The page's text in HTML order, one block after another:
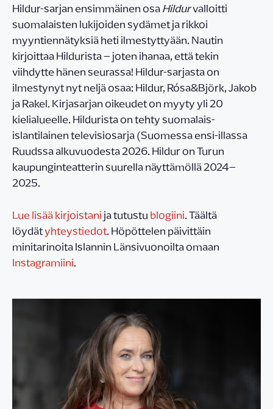
Hildur-sarjan ensimmäinen osaHildurvalloitti
suomalaisten lukijoiden sydämet ja rikkoi
myyntiennätyksiä heti ilmestyttyään. Nautin
kirjoittaa Hildurista – joten ihanaa, että tekin
viihdytte hänen seurassa! Hildur-sarjasta on
ilmestynyt nyt neljä osaa: Hildur, Rósa&Björk, Jakob
ja Rakel. Kirjasarjan oikeudet on myyty yli 20
kielialueelle. Hildurista on tehty suomalais-
islantilainen televisiosarja (Suomessa ensi-illassa
Ruudssa alkuvuodesta 2026. Hildur on Turun
kaupunginteatterin suurella näyttämöllä 2024–
2025.
Lue lisää kirjoistanija tutustublogiini. Täältä
löydätyhteystiedot. Höpöttelen päivittäin
minitarinoita Islannin Länsivuonoilta omaan
Instagramiini.